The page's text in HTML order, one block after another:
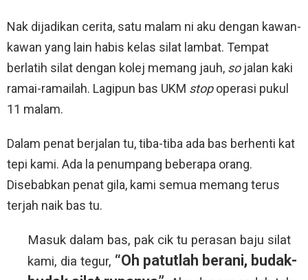
Nak dijadikan cerita, satu malam ni aku dengan kawan-
kawan yang lain habis kelas silat lambat. Tempat
berlatih silat dengan kolej memang jauh, sojalan kaki
ramai-ramailah. Lagipun bas UKM stopoperasi pukul
11 malam.
Dalam penat berjalan tu, tiba-tiba ada bas berhenti kat
tepi kami. Ada la penumpang beberapa orang.
Disebabkan penat gila, kami semua memang terus
terjah naik bas tu.
Masuk dalam bas, pak cik tu perasan baju silat
kami, dia tegur, “Oh patutlah berani, budak-